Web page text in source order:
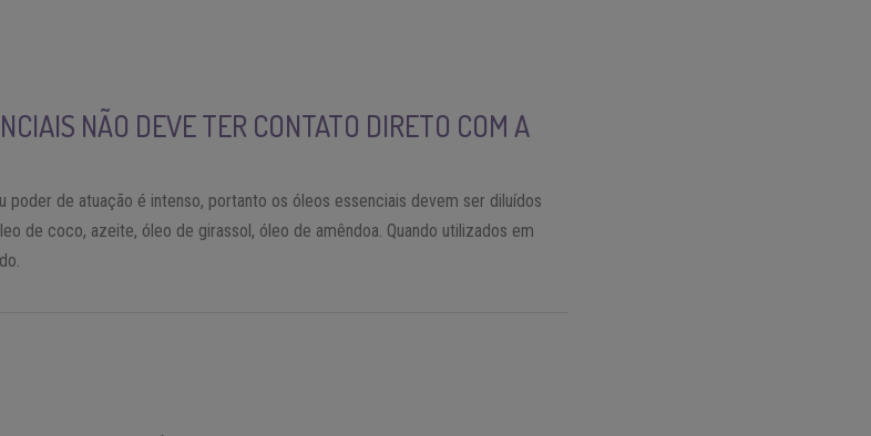
NÃO DEVE TER CONTATO DIRETO COM A
de atuação é intenso, portanto os óleos essenciais devem ser diluídos
de coco, azeite, óleo de girassol, óleo de amêndoa. Quando utilizados em